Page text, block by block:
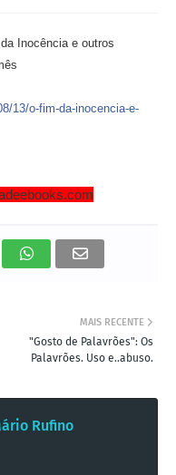
Inocência e outros
13/o-fim-da-inocencia-e-
MAIS RECENTE
"Gosto de Palavrões": Os
Palavrões. Uso e..abuso.
Rufino